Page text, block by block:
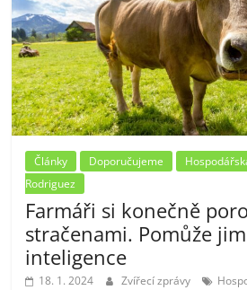
Články Doporučujeme
Rodriguez
Farmáři si konečně
stračenami. Pomůže
inteligence
18. 1. 2024 Zvířecí zprávy